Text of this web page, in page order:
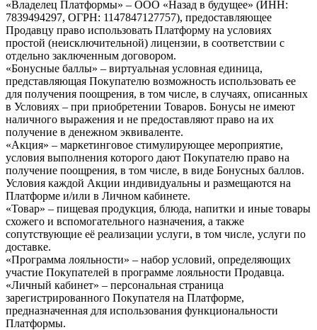
«Владелец Платформы» – ООО «Назад в будущее» (ИНН:
7839494297, ОГРН: 1147847127757), предоставляющее
Продавцу право использовать Платформу на условиях
простой (неисключительной) лицензии, в соответствии с
отдельно заключенным договором.
«Бонусные баллы» – виртуальная условная единица,
представляющая Покупателю возможность использовать ее
для получения поощрения, в том числе, в случаях, описанных
в Условиях – при приобретении Товаров. Бонусы не имеют
наличного выражения и не предоставляют право на их
получение в денежном эквиваленте.
«Акция» – маркетинговое стимулирующее мероприятие,
условия выполнения которого дают Покупателю право на
получение поощрения, в том числе, в виде Бонусных баллов.
Условия каждой Акции индивидуальны и размещаются на
Платформе и/или в Личном кабинете.
«Товар» – пищевая продукция, блюда, напитки и иные товары
схожего и вспомогательного назначения, а также
сопутствующие её реализации услуги, в том числе, услуги по
доставке.
«Программа лояльности» – набор условий, определяющих
участие Покупателей в программе лояльности Продавца.
«Личный кабинет» – персональная страница
зарегистрированного Покупателя на Платформе,
предназначенная для использования функциональности
Платформы.